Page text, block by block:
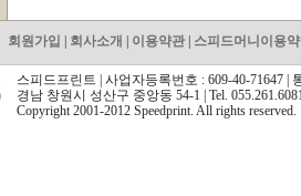
회원가입 회사소개 이용약관 스피드머니이용
스피드프린트 | 사업자등록번호 : 609-40-71647 |
경남 창원시 성산구 중앙동 54-1 | Tel.
Copyright 2001-2012 Speedprint. All rights reserved.